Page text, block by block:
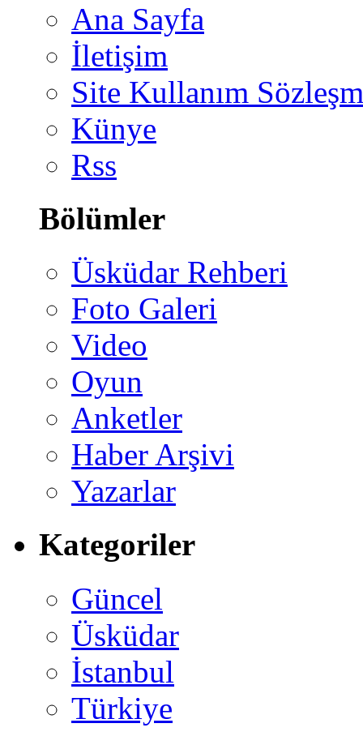
Ana Sayfa
İletişim
Site Kullanım
Künye
Rss
Bölümler
Üsküdar Rehberi
Foto Galeri
Video
Oyun
Anketler
Haber Arşivi
Yazarlar
Kategoriler
Güncel
Üsküdar
İstanbul
Türkiye